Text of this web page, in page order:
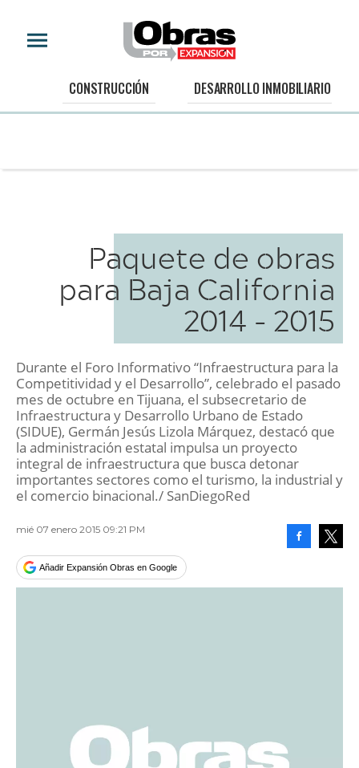
CONSTRUCCIÓN DESARROLLO INMOBILIARIO
Paquete de obras
para Baja California
2014 - 2015
Durante el Foro Informativo “Infraestructura para la
Competitividad y el Desarrollo”, celebrado el pasado
mes de octubre en Tijuana, el subsecretario de
Infraestructura y Desarrollo Urbano de Estado
(SIDUE), Germán Jesús Lizola Márquez, destacó que
la administración estatal impulsa un proyecto
integral de infraestructura que busca detonar
importantes sectores como el turismo, la industrial y
el comercio binacional./ SanDiegoRed
mié 07 enero 2015 09:21 PM
Añadir Expansión Obras en Google